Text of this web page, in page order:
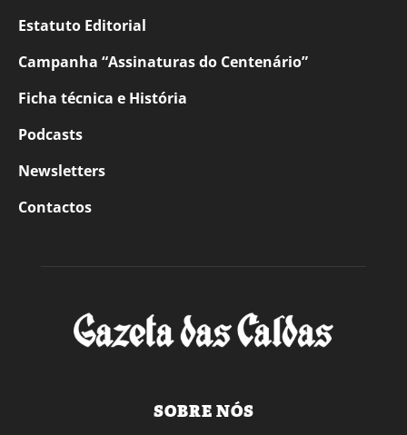
Estatuto Editorial
Campanha “Assinaturas do Centenário”
Ficha técnica e História
Podcasts
Newsletters
Contactos
SOBRE NÓS